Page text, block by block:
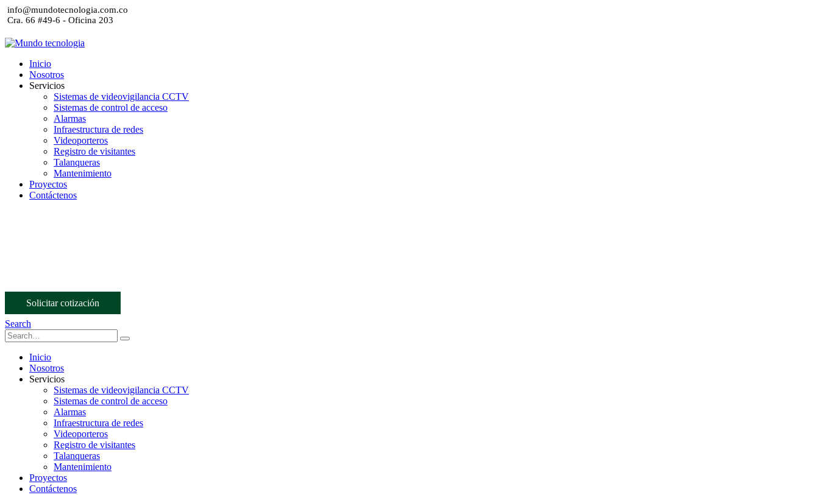
info@mundotecnologia.com.co
Cra. 66 #49-6 - Oficina 203
Inicio
Nosotros
Servicios
Sistemas de videovigilancia CCTV
Sistemas de control de acceso
Alarmas
Infraestructura de redes
Videoporteros
Registro de visitantes
Talanqueras
Mantenimiento
Proyectos
Contáctenos
Solicitar cotización
Search
Inicio
Nosotros
Servicios
Sistemas de videovigilancia CCTV
Sistemas de control de acceso
Alarmas
Infraestructura de redes
Videoporteros
Registro de visitantes
Talanqueras
Mantenimiento
Proyectos
Contáctenos